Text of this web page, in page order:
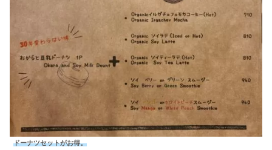
ドーナツセットがお得。